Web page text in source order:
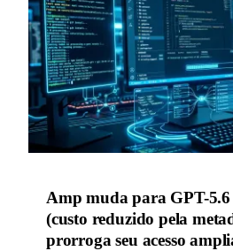
Amp muda para GPT-
(custo reduzido pela
prorroga seu acesso